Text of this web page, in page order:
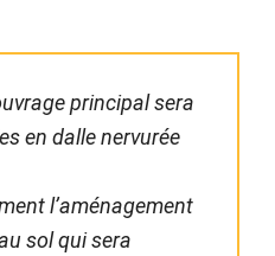
principal sera
en dalle nervurée
l’aménagement
sol qui sera